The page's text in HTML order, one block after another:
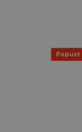
Popust